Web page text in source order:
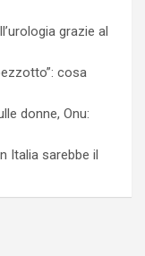
grazie al
cosa
donne, Onu:
Italia sarebbe il